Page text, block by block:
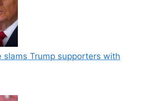
slams Trump supporters with